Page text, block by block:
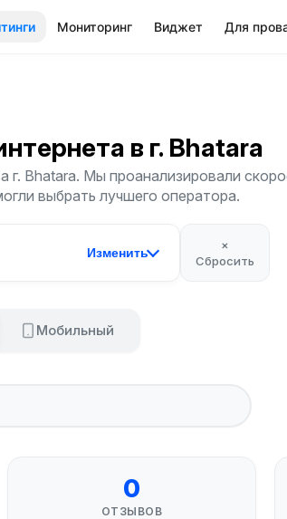
Мониторинг Виджет Для
в г. Bhatara
Bhatara. Мы проанализировали
выбрать лучшего оператора.
Изменить
×
Сбросить
Мобильный
0
ОТЗЫВОВ